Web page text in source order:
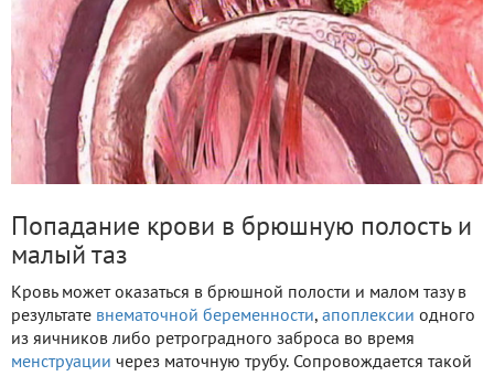
Попадание крови в брюшную полость и
малый таз
Кровь может оказаться в брюшной полости и малом тазу в
результате внематочной беременности, апоплексии одного
из яичников либо ретроградного заброса во время
менструации через маточную трубу. Сопровождается такой